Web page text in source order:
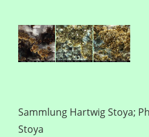
Sammlung Hartwig Stoya;
Stoya